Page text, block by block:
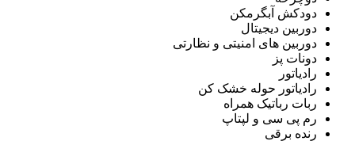
دودکش آبگرمکن
دوربین دیجیتال
دوربین های امنیتی و نظارتی
دونات پز
رادیاتور
رادیاتور حوله خشک کن
ربات رباتیک همراه
رم پی سی و لپتاپ
رنده برقی